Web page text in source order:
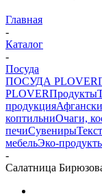
Главная
-
Каталог
-
Посуда
ПОСУДА PLOVER
PLOVERПродукты
продукция
коптильниОчаги,
печиСувениры
мебельЭко-
-
Салатница